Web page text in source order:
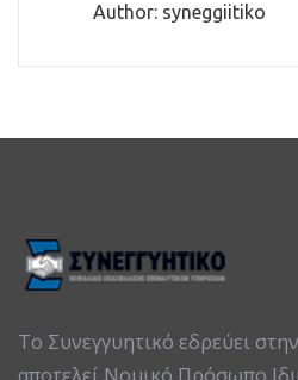
Author: syneggiitiko
Το Συνεγγυητικό εδρεύει